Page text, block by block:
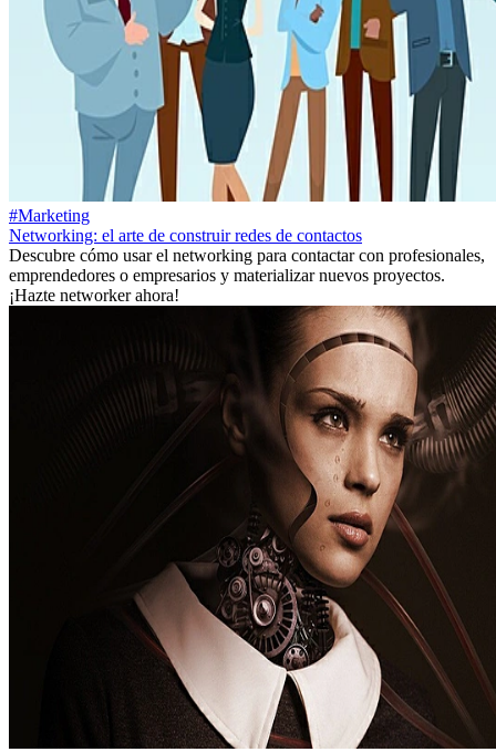
#Marketing
Networking: el arte de construir redes de contactos
Descubre cómo usar el networking para contactar con profesionales,
emprendedores o empresarios y materializar nuevos proyectos.
¡Hazte networker ahora!